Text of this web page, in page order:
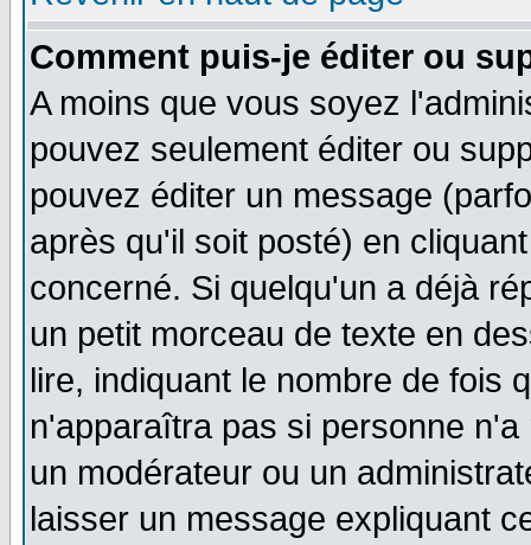
Comment puis-je éditer ou
A moins que vous soyez
pouvez seulement éditer ou
pouvez éditer un message
après qu'il soit posté) en
concerné. Si quelqu'un a déjà
un petit morceau de texte en
lire, indiquant le nombre de fois
n'apparaîtra pas si personne
un modérateur ou un
laisser un message expliquant